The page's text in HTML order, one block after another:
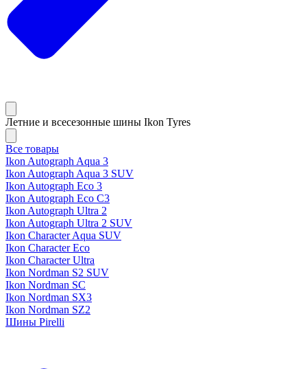
Летние и всесезонные шины Ikon Tyres
Все товары
Ikon Autograph Aqua 3
Ikon Autograph Aqua 3 SUV
Ikon Autograph Eco 3
Ikon Autograph Eco C3
Ikon Autograph Ultra 2
Ikon Autograph Ultra 2 SUV
Ikon Character Aqua SUV
Ikon Character Eco
Ikon Character Ultra
Ikon Nordman S2 SUV
Ikon Nordman SC
Ikon Nordman SX3
Ikon Nordman SZ2
Шины Pirelli